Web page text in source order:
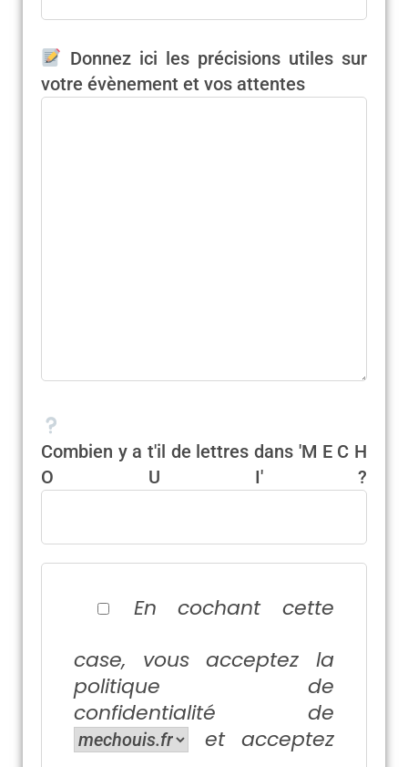
Donnez ici les précisions utiles sur
votre évènement et vos attentes
Combien y a t'il de lettres dans 'M E C H
O U I' ?
En cochant cette
case, vous acceptez la
politique de
confidentialité de
et acceptez